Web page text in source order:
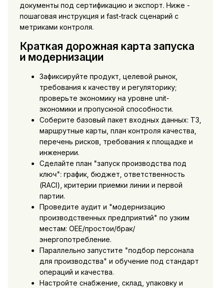
документы под сертификацию и экспорт. Ниже -
пошаговая инструкция и fast-track сценарий с
метриками контроля.
Краткая дорожная карта запуска
и модернизации
Зафиксируйте продукт, целевой рынок,
требования к качеству и регуляторику;
проверьте экономику на уровне unit-
экономики и пропускной способности.
Соберите базовый пакет входных данных: ТЗ,
маршрутные карты, план контроля качества,
перечень рисков, требования к площадке и
инженерии.
Сделайте план "запуск производства под
ключ": график, бюджет, ответственность
(RACI), критерии приемки линии и первой
партии.
Проведите аудит и "модернизацию
производственных предприятий" по узким
местам: OEE/простои/брак/
энергопотребление.
Параллельно запустите "подбор персонала
для производства" и обучение под стандарт
операций и качества.
Настройте снабжение, склад, упаковку и